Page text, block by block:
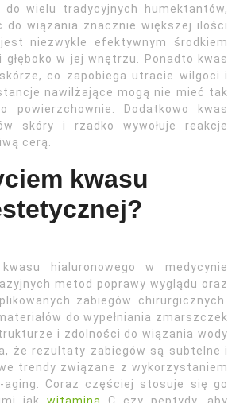
wielu tradycyjnych humektantów,
wiązania znacznie większej ilości
niezwykle efektywnym środkiem
w jej wnętrzu. Ponadto kwas
co zapobiega utracie wilgoci i
nawilżające mogą nie mieć tak
powierzchownie. Dodatkowo kwas
skóry i rzadko wywołuje reakcje
cerą.
kwasu
hialuronowego w medycynie
metod poprawy wyglądu oraz
zabiegów chirurgicznych.
do wypełniania zmarszczek
i zdolności do wiązania wody
że rezultaty zabiegów są subtelne i
trendy związane z wykorzystaniem
Coraz częściej stosuje się go